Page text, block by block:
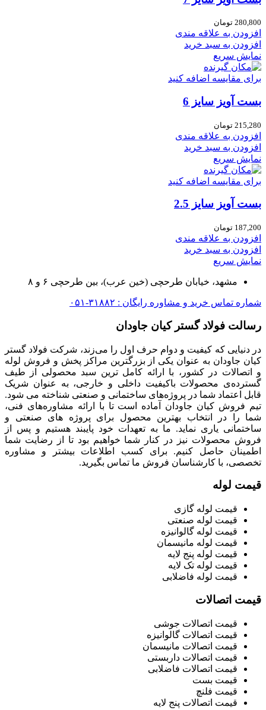
280,800 تومان
افزودن به علاقه مندی
افزودن به سبد خرید
نمایش سریع
برای مقایسه اضافه کنید
بست آویز سایز 6
215,280 تومان
افزودن به علاقه مندی
افزودن به سبد خرید
نمایش سریع
برای مقایسه اضافه کنید
بست آویز سایز 2.5
187,200 تومان
افزودن به علاقه مندی
افزودن به سبد خرید
نمایش سریع
مشهد، خیابان طرحچی (خین عرب)، بین طرحچی ۶ و ۸
شماره تماس خرید و مشاوره رایگان : ۳۱۸۸۲-۰۵۱
رسالت فولاد گستر کیان جاودان
در دنیایی که کیفیت و دوام حرف اول را می‌زند، شرکت فولاد گستر
کیان جاودان به عنوان یکی از بزرگترین مراکز پخش و فروش لوله
و اتصالات در کشور، با ارائه کامل ترین سبد محصولی از طیف
گسترده‌‌ی محصولات باکیفیت داخلی و خارجی، به عنوان شریک
قابل اعتماد شما در پروژه‌های ساختمانی و صنعتی شناخته می شود.
تیم فروش کیان جاودان آماده است تا با ارائه مشاوره‌های فنی،
شما را در انتخاب بهترین محصول برای پروژه های صنعتی و
ساختمانی یاری نماید. ما به تعهدات خود پایبند هستیم و پس از
فروش محصولات نیز در کنار شما خواهیم بود تا از رضایت شما
اطمینان حاصل کنیم. برای کسب اطلاعات بیشتر و مشاوره
تخصصی، با کارشناسان فروش ما تماس بگیرید.
قیمت لوله
قیمت لوله گازی
قیمت لوله صنعتی
قیمت لوله گالوانیزه
قیمت لوله مانیسمان
قیمت لوله پنج لایه
قیمت لوله تک لایه
قیمت لوله فاضلابی
قیمت اتصالات
قیمت اتصالات جوشی
قیمت اتصالات گالوانیزه
قیمت اتصالات مانیسمان
قیمت اتصالات داربستی
قیمت اتصالات فاضلابی
قیمت بست
قیمت فلنچ
قیمت اتصالات پنج لایه